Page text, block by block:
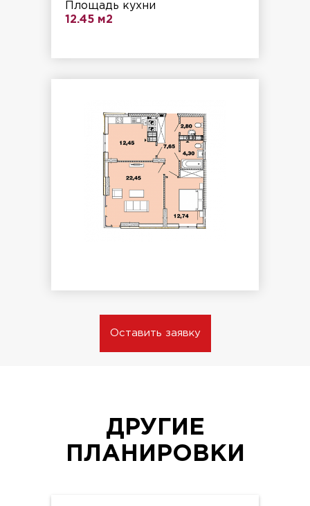
Площадь кухни
12.45 м2
Оставить заявку
ДРУГИЕ
ПЛАНИРОВКИ